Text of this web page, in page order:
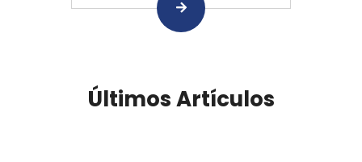
Últimos Artículos